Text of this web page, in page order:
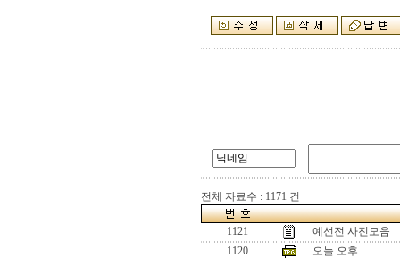
전체 자료수 : 1171 건
1121
예선전 사진모음
1120
오늘 오후...